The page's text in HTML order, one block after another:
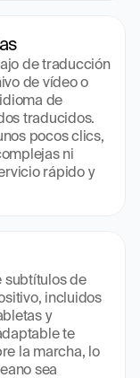
de traducción
de vídeo o
de
traducidos.
pocos clics,
ni
rápido y
subtítulos de
incluidos
y
te
la marcha, lo
sea